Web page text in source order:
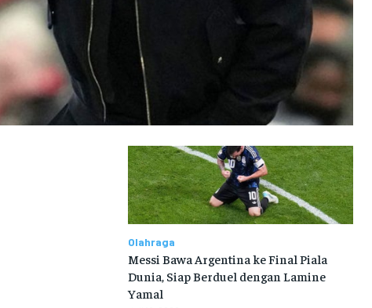
Olahraga
Messi Bawa Argentina ke Final Piala
Dunia, Siap Berduel dengan Lamine
Yamal